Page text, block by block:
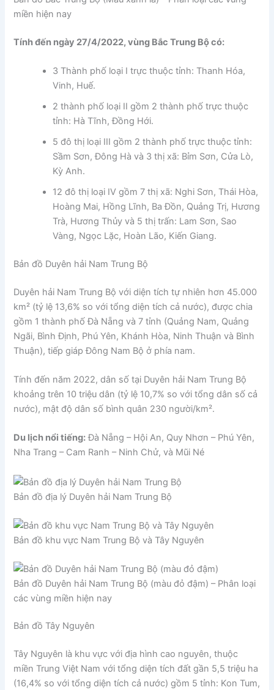
miền hiện nay
Tính đến ngày 27/4/2022, vùng Bắc Trung Bộ có:
3 Thành phố loại I trực thuộc tỉnh: Thanh Hóa,
Vinh, Huế.
2 thành phố loại II gồm 2 thành phố trực thuộc
tỉnh: Hà Tĩnh, Đồng Hới.
5 đô thị loại III gồm 2 thành phố trực thuộc tỉnh:
Sầm Sơn, Đông Hà và 3 thị xã: Bỉm Sơn, Cửa Lò,
Kỳ Anh.
12 đô thị loại IV gồm 7 thị xã: Nghi Sơn, Thái Hòa,
Hoàng Mai, Hồng Lĩnh, Ba Đồn, Quảng Trị, Hương
Trà, Hương Thủy và 5 thị trấn: Lam Sơn, Sao
Vàng, Ngọc Lặc, Hoàn Lão, Kiến Giang.
Bản đồ Duyên hải Nam Trung Bộ
Duyên hải Nam Trung Bộ với diện tích tự nhiên hơn 45.000
km² (tỷ lệ 13,6% so với tổng diện tích cả nước), được chia
gồm 1 thành phố Đà Nẵng và 7 tỉnh (Quảng Nam, Quảng
Ngãi, Bình Định, Phú Yên, Khánh Hòa, Ninh Thuận và Bình
Thuận), tiếp giáp Đông Nam Bộ ở phía nam.
Tính đến năm 2022, dân số tại Duyên hải Nam Trung Bộ
khoảng trên 10 triệu dân (tỷ lệ 10,7% so với tổng dân số cả
nước), mật độ dân số bình quân 230 người/km².
Du lịch nổi tiếng:Đà Nẵng – Hội An, Quy Nhơn – Phú Yên,
Nha Trang – Cam Ranh – Ninh Chử, và Mũi Né
Bản đồ địa lý Duyên hải Nam Trung Bộ
Bản đồ khu vực Nam Trung Bộ và Tây Nguyên
Bản đồ Duyên hải Nam Trung Bộ (màu đỏ đậm) – Phân loại
các vùng miền hiện nay
Bản đồ Tây Nguyên
Tây Nguyên là khu vực với địa hình cao nguyên, thuộc
miền Trung Việt Nam với tổng diện tích đất gần 5,5 triệu ha
(16,4% so với tổng diện tích cả nước) gồm 5 tỉnh: Kon Tum,